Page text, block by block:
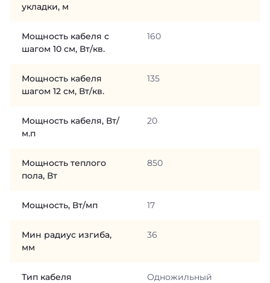
укладки, м
Мощность кабеля с
шагом 10 см, Вт/кв.
160
Мощность кабеля
шагом 12 см, Вт/кв.
135
Мощность кабеля, Вт/
м.п
20
Мощность теплого
пола, Вт
850
Мощность, Вт/мп 17
Мин радиус изгиба,
мм
36
Тип кабеля
Одножильный